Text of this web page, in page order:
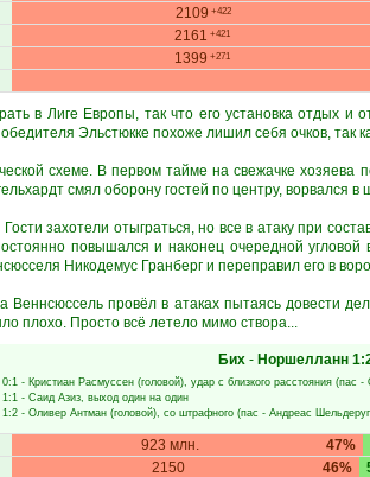
2109 +422
2161 +421
1399 +271
в Лиге Европы, так что его установка отдых и
Эльстюкке похоже лишил себя очков, так
схеме. В первом тайме на свежачке хозяева
смял оборону гостей по центру, ворвался
захотели отыграться, но все в атаку при
повышался и наконец очередной
Никодемус Гранберг и переправил его в
Веннсюссель провёл в атаках пытаясь довести
плохо. Просто всё летело мимо створа...
Бих- Норшелланн
0:1 - Кристиан Расмуссен (головой), удар с близкого расстояния (пас -
1:1 - Саид Азиз, выход один на один
1:2 - Оливер Антман (головой), со штрафного (пас - Андреас
47%
923 млн.
46%
2150